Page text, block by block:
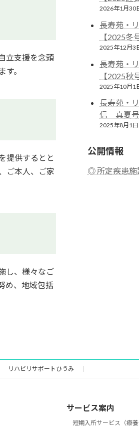
立支援を念頭
。
提供するとと
ご本人、ご家
し、様々なご
め、地域包括
2026年1月30
長寿苑・
【2025冬
2025年12月3
長寿苑・
【2025秋
2025年10月1
長寿苑・
信 真夏号
2025年8月1日
公開情報
◎ 所定疾患施
リハビリサポートひうみ
サービス案内
短期入所サービス（療養